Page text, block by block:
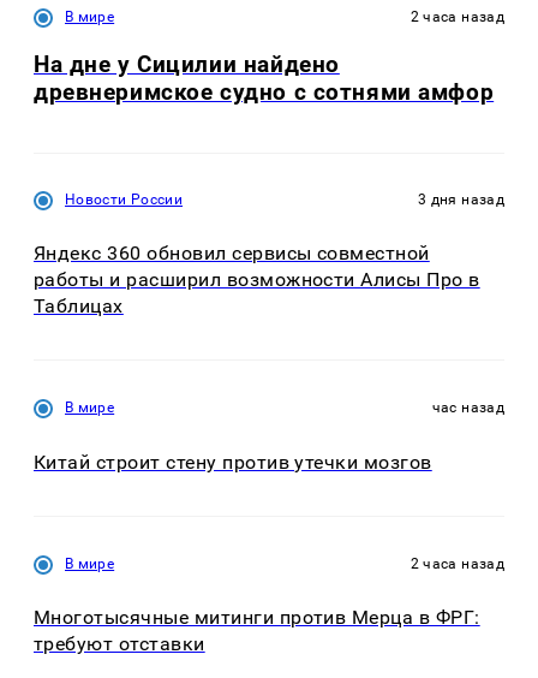
В мире 2 часа назад
На дне у Сицилии найдено
древнеримское судно с сотнями амфор
Новости России 3 дня назад
Яндекс 360 обновил сервисы совместной
работы и расширил возможности Алисы Про в
Таблицах
В мире час назад
Китай строит стену против утечки мозгов
В мире 2 часа назад
Многотысячные митинги против Мерца в ФРГ:
требуют отставки